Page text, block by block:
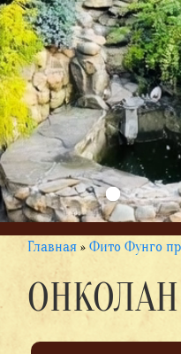
Главная » Фито Фунго